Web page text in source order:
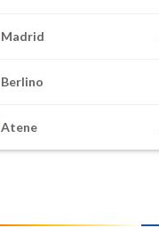
Madrid
Berlino
Atene